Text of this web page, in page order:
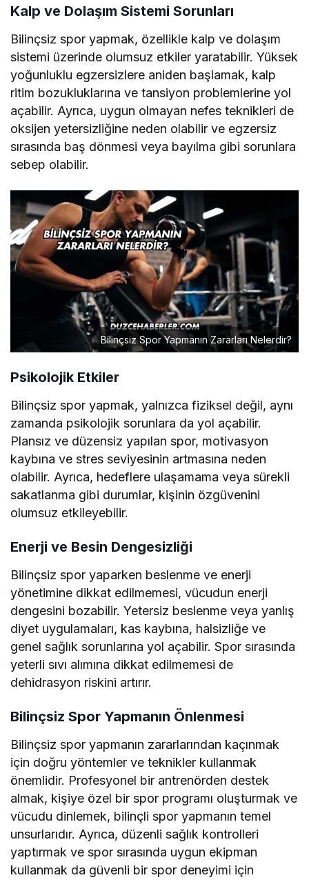
Kalp ve Dolaşım Sistemi Sorunları
Bilinçsiz spor yapmak, özellikle kalp ve dolaşım
sistemi üzerinde olumsuz etkiler yaratabilir. Yüksek
yoğunluklu egzersizlere aniden başlamak, kalp
ritim bozukluklarına ve tansiyon problemlerine yol
açabilir. Ayrıca, uygun olmayan nefes teknikleri de
oksijen yetersizliğine neden olabilir ve egzersiz
sırasında baş dönmesi veya bayılma gibi sorunlara
sebep olabilir.
Bilinçsiz Spor Yapmanın Zararları Nelerdir?
Psikolojik Etkiler
Bilinçsiz spor yapmak, yalnızca fiziksel değil, aynı
zamanda psikolojik sorunlara da yol açabilir.
Plansız ve düzensiz yapılan spor, motivasyon
kaybına ve stres seviyesinin artmasına neden
olabilir. Ayrıca, hedeflere ulaşamama veya sürekli
sakatlanma gibi durumlar, kişinin özgüvenini
olumsuz etkileyebilir.
Enerji ve Besin Dengesizliği
Bilinçsiz spor yaparken beslenme ve enerji
yönetimine dikkat edilmemesi, vücudun enerji
dengesini bozabilir. Yetersiz beslenme veya yanlış
diyet uygulamaları, kas kaybına, halsizliğe ve
genel sağlık sorunlarına yol açabilir. Spor sırasında
yeterli sıvı alımına dikkat edilmemesi de
dehidrasyon riskini artırır.
Bilinçsiz Spor Yapmanın Önlenmesi
Bilinçsiz spor yapmanın zararlarından kaçınmak
için doğru yöntemler ve teknikler kullanmak
önemlidir. Profesyonel bir antrenörden destek
almak, kişiye özel bir spor programı oluşturmak ve
vücudu dinlemek, bilinçli spor yapmanın temel
unsurlarıdır. Ayrıca, düzenli sağlık kontrolleri
yaptırmak ve spor sırasında uygun ekipman
kullanmak da güvenli bir spor deneyimi için